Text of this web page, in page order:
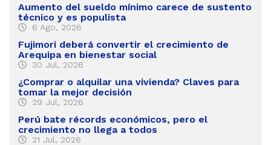
Aumento del sueldo mínimo carece de sustento
técnico y es populista
6 Ago, 2026
Fujimori deberá convertir el crecimiento de
Arequipa en bienestar social
30 Jul, 2026
¿Comprar o alquilar una vivienda? Claves para
tomar la mejor decisión
29 Jul, 2026
Perú bate récords económicos, pero el
crecimiento no llega a todos
21 Jul, 2026